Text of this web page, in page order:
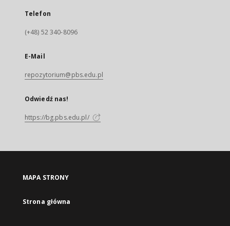
Telefon
(+48) 52 340-8096
E-Mail
repozytorium@pbs.edu.pl
Odwiedź nas!
https://bg.pbs.edu.pl/
MAPA STRONY
Strona główna